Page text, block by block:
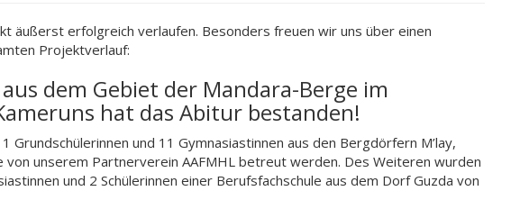
äußerst erfolgreich verlaufen. Besonders freuen wir uns über einen
Projektverlauf:
dem Gebiet der Mandara-Berge im
hat das Abitur bestanden!
Grundschülerinnen und 11 Gymnasiastinnen aus den Bergdörfern M’lay,
von unserem Partnerverein AAFMHL betreut werden. Des Weiteren wurden
und 2 Schülerinnen einer Berufsfachschule aus dem Dorf Guzda von